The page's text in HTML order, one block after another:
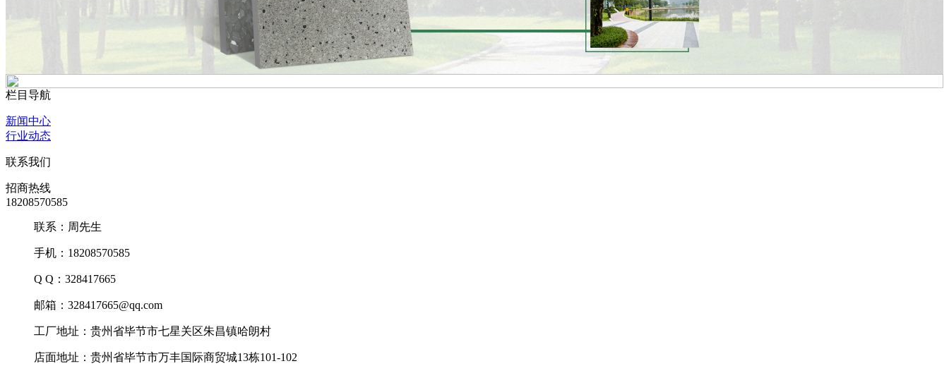
栏目导航
新闻中心
行业动态
联系我们
招商热线
18208570585
联系：周先生
手机：18208570585
Q Q：328417665
邮箱：328417665@qq.com
工厂地址：贵州省毕节市七星关区朱昌镇哈朗村
店面地址：贵州省毕节市万丰国际商贸城13栋101-102